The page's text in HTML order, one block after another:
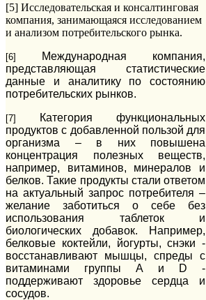
[5] Исследовательская и консалтинговая
компания, занимающаяся исследованием
и анализом потребительского рынка.
[6]
Международная компания,
представляющая статистические
данные и аналитику по состоянию
потребительских рынков.
[7]
Категория функциональных
продуктов с добавленной пользой для
организма – в них повышена
концентрация полезных веществ,
например, витаминов, минералов и
белков. Такие продукты стали ответом
на актуальный запрос потребителя –
желание заботиться о себе без
использования таблеток и
биологических добавок. Например,
белковые коктейли, йогурты, снэки -
восстанавливают мышцы, спреды с
витаминами группы A и D -
поддерживают здоровье сердца и
сосудов.